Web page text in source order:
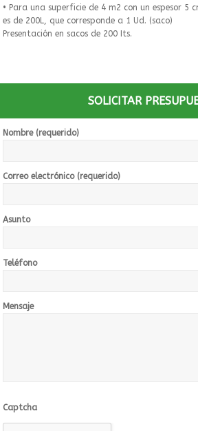
• Para una superficie de 4 m2 con un espesor 5
es de 200L, que corresponde a 1 Ud. (saco)
Presentación en sacos de 200 Its.
SOLICITAR
Nombre (requerido)
Correo electrónico (requerido)
Asunto
Teléfono
Mensaje
Captcha